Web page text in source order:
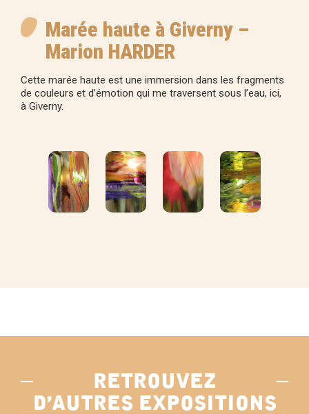
Marée haute à Giverny –
Marion HARDER
Cette marée haute est une immersion dans les fragments
de couleurs et d’émotion qui me traversent sous l’eau, ici,
à Giverny.
retrouvez
d’autres expositions